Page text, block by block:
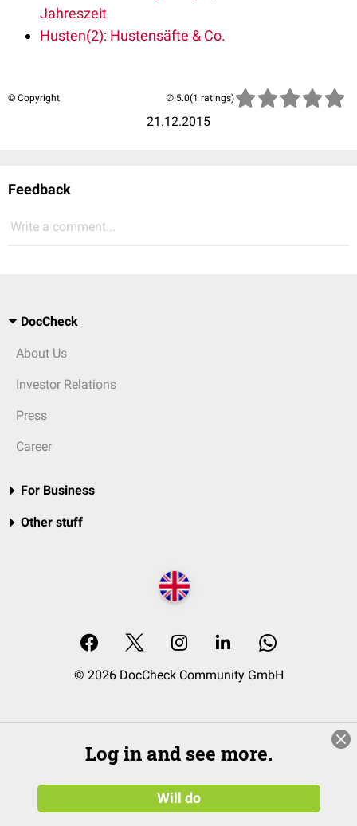
Jahreszeit
Husten(2): Hustensäfte & Co.
© Copyright
21.12.2015
(1 ratings)
Feedback
Write a comment...
DocCheck
About Us
Investor Relations
Press
Career
For Business
Other stuff
© 2026 DocCheck Community GmbH
Log in and see more.
Will do